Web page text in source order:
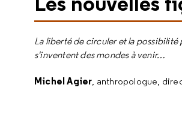
La liberté de circuler et la possibilité
s'inventent des mondes à venir…
Michel Agier, anthropologue,